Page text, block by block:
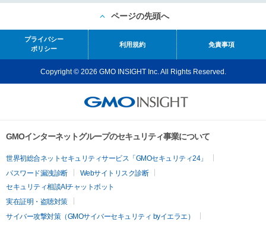
ページの先頭へ
プライバシー
ポリシー
利用規約 免責事項
Copyright © 2026 GMO INSIGHT Inc. All Rights Reserved.
GMOインターネットグループのセキュリティ事業について
世界初総合ネットセキュリティサービス「GMOセキュリティ24」
パスワード漏洩診断
Webサイトリスク診断
セキュリティ相談AIチャットボット
実在証明・盗聴対策
サイバー攻撃対策（GMOサイバーセキュリティ byイエラエ）